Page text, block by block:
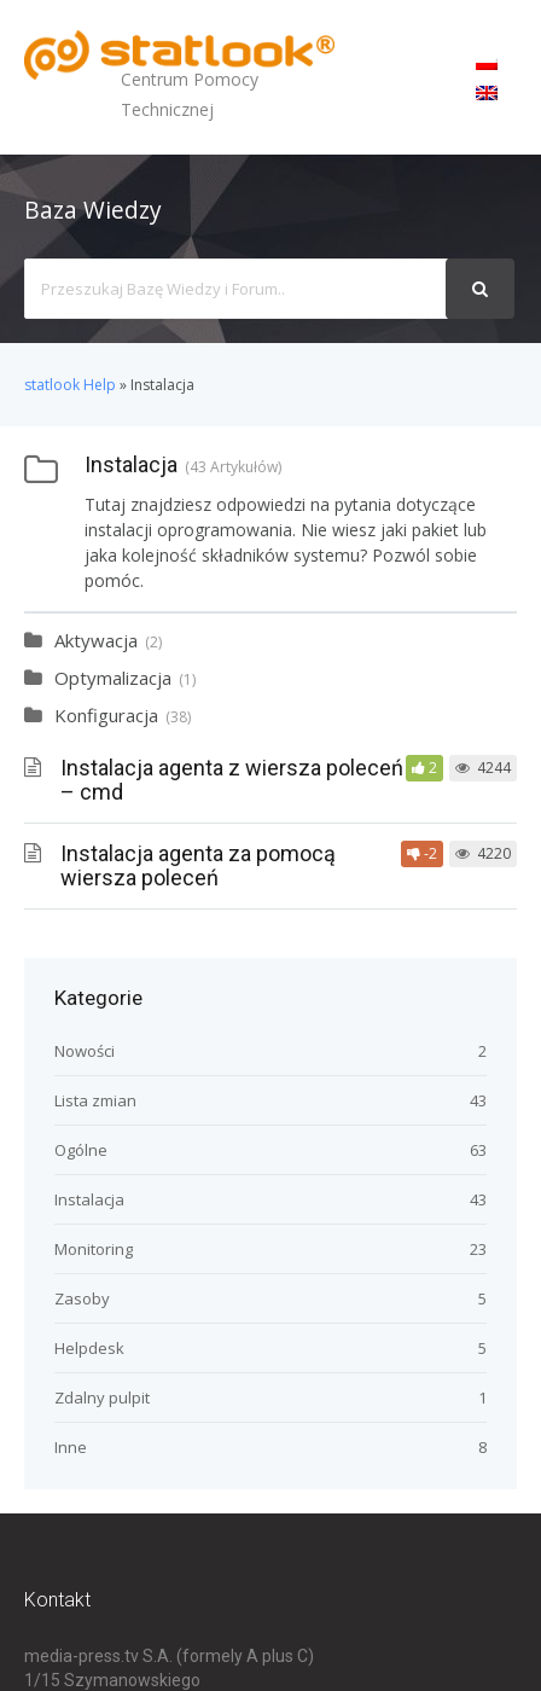
Centrum Pomocy
Technicznej
Baza Wiedzy
For
statlook Help » Instalacja
Instalacja 43 Artykułów
Tutaj znajdziesz odpowiedzi na pytania dotyczące
instalacji oprogramowania. Nie wiesz jaki pakiet lub
jaka kolejność składników systemu? Pozwól sobie
pomóc.
Aktywacja 2
Optymalizacja 1
Konfiguracja 38
Instalacja agenta z wiersza poleceń
– cmd
2 4244
Instalacja agenta za pomocą
wiersza poleceń
-2 4220
Kategorie
2
Nowości
43
Lista zmian
63
Ogólne
43
Instalacja
23
Monitoring
5
Zasoby
5
Helpdesk
1
Zdalny pulpit
8
Inne
Kontakt
media-press.tv S.A. (formely A plus C)
1/15 Szymanowskiego